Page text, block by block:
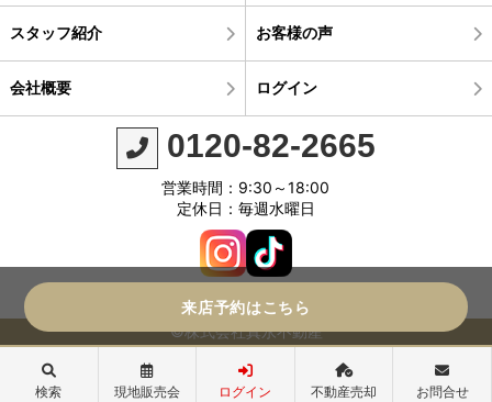
スタッフ紹介 お客様の声
会社概要 ログイン
0120-82-2665
営業時間：9:30～18:00
定休日：毎週水曜日
©株式会社真永不動産
来店予約はこちら
検索 現地販売会 ログイン 不動産売却 お問合せ